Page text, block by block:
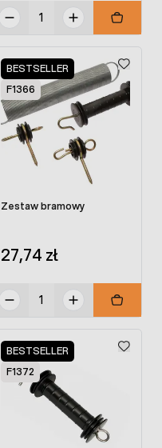
BESTSELLER
F1366
Zestaw bramowy
27,74 zł
BESTSELLER
F1372